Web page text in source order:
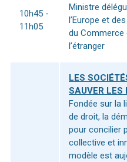
10h45 -
11h05
Ministre
l’Europe et
du Commerce
l’étranger
LES
SAUVER LES
Fondée sur la
de droit, la
pour concilier
collective et
modèle est